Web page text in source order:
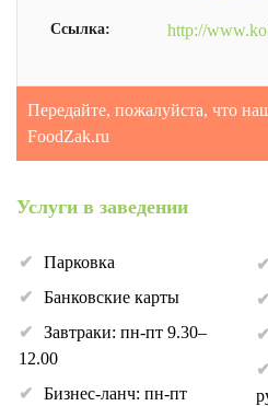
Ссылка: http://
Передайте, пожалуйста, что
FoodZak.ru
Услуги в заведении
Парковка
Банковские карты
Завтраки: пн-пт 9.30–
12.00
Бизнес-ланч: пн-пт